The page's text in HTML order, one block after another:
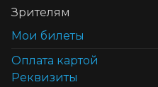
Зрителям
Мои билеты
Оплата картой
Реквизиты